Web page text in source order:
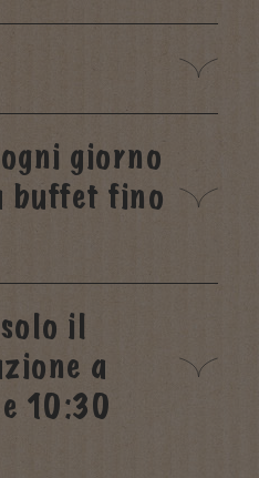
giorno
buffet fino
il
a
10:30